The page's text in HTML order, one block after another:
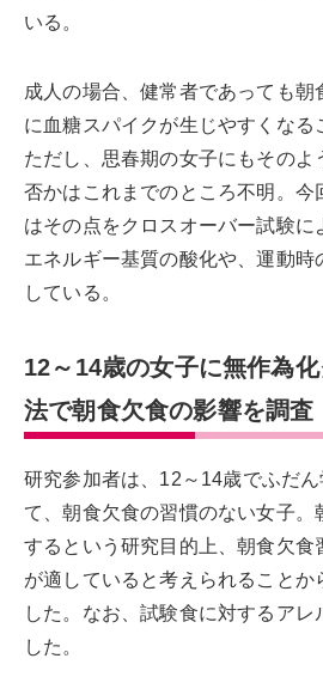
いる。
成人の場合、健常者であっても朝
に血糖スパイクが生じやすくなる
ただし、思春期の女子にもそのよ
否かはこれまでのところ不明。今
はその点をクロスオーバー試験に
エネルギー基質の酸化や、運動時
している。
12～14歳の女子に無作為
法で朝食欠食の影響を調査
研究参加者は、12～14歳でふだ
て、朝食欠食の習慣のない女子。
するという研究目的上、朝食欠食
が適していると考えられることか
した。なお、試験食に対するア
した。